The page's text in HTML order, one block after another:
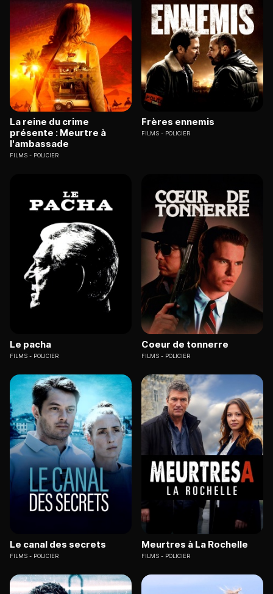
La reine du crime
présente : Meurtre à
l'ambassade
FILMS POLICIER
Frères ennemis
FILMS POLICIER
Le pacha
FILMS POLICIER
Coeur de tonnerre
FILMS POLICIER
Le canal des secrets
FILMS POLICIER
Meurtres à La Rochelle
FILMS POLICIER